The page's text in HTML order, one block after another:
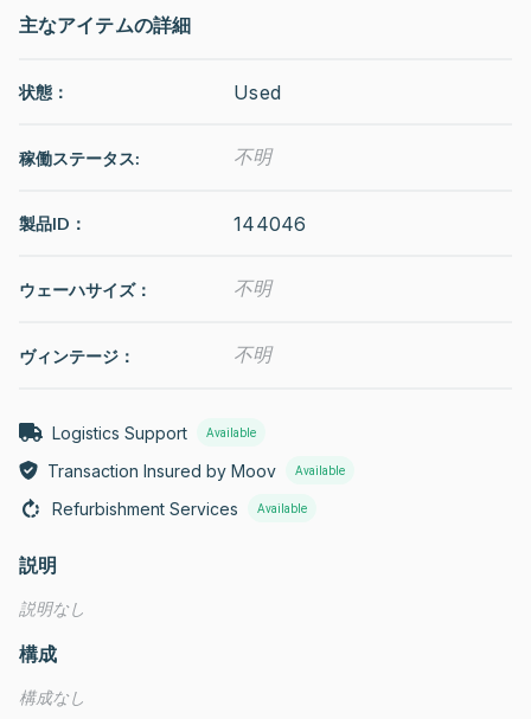
主なアイテムの詳細
状態： Used
稼働ステータス: 不明
製品ID： 144046
ウェーハサイズ： 不明
ヴィンテージ： 不明
Logistics Support Available
Transaction Insured by Moov Available
Refurbishment Services Available
説明
説明なし
構成
構成なし